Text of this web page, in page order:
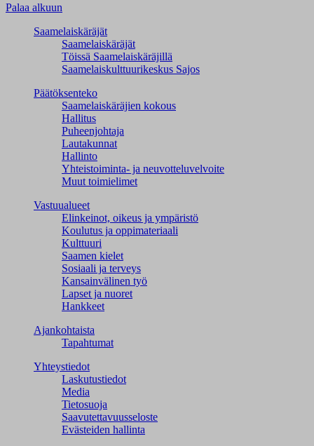
Palaa alkuun
Saamelaiskäräjät
Saamelaiskäräjät
Töissä Saamelaiskäräjillä
Saamelaiskulttuuri­keskus Sajos
Päätöksenteko
Saamelaiskäräjien kokous
Hallitus
Puheenjohtaja
Lautakunnat
Hallinto
Yhteistoiminta- ja neuvotteluvelvoite
Muut toimielimet
Vastuualueet
Elinkeinot, oikeus ja ympäristö
Koulutus ja oppimateriaali
Kulttuuri
Saamen kielet
Sosiaali ja terveys
Kansainvälinen työ
Lapset ja nuoret
Hankkeet
Ajankohtaista
Tapahtumat
Yhteystiedot
Laskutustiedot
Media
Tietosuoja
Saavutettavuusseloste
Evästeiden hallinta